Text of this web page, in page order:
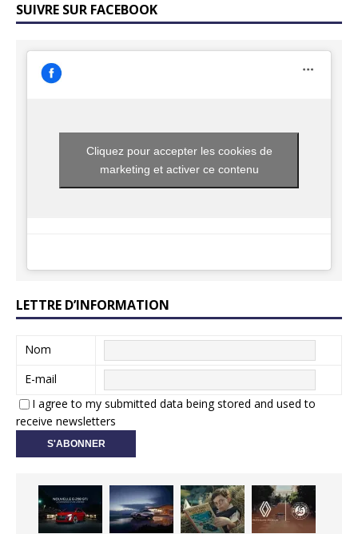
SUIVRE SUR FACEBOOK
Cliquez pour accepter les cookies de
marketing et activer ce contenu
LETTRE D’INFORMATION
Nom
E-mail
I agree to my submitted data being stored and used to
receive newsletters